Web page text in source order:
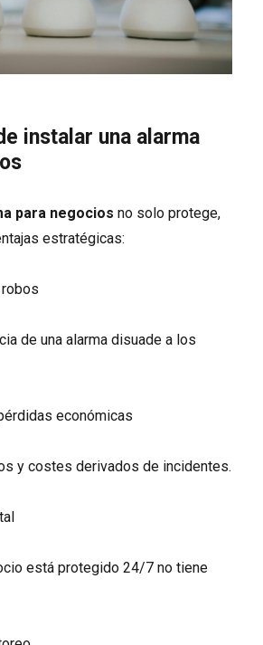
instalar una alarma
para negocios no solo protege,
estratégicas:
de una alarma disuade a los
económicas
y costes derivados de incidentes.
está protegido 24/7 no tiene